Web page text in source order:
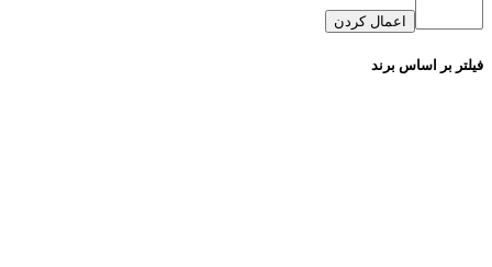
اعمال کردن
فیلتر بر اساس برند